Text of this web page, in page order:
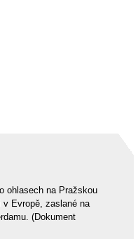
ohlasech na Pražskou
Evropě, zaslané na
(Dokument